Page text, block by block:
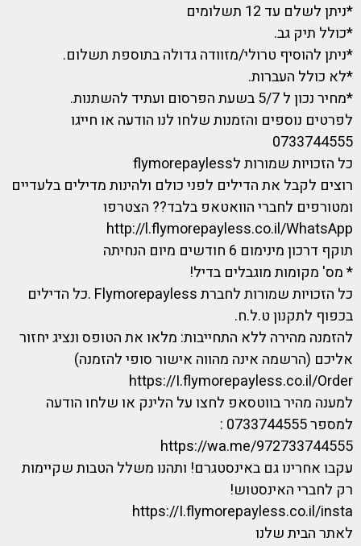
*ניתן לשלם עד 12 תשלומים
*כולל תיק גב.
*ניתן להוסיף טרולי/מזוודה גדולה בתוספת תשלום.
*לא כולל העברות.
*מחיר נכון ל 5/7 בשעת הפרסום ועתיד להשתנות.
לפרטים נוספים והזמנות שלחו לנו הודעה או חייגו
0733744555
כל הזכויות שמורות לflymorepayless
רוצים לקבל את הדילים לפני כולם ולהינות מדילים בלעדיים
ומטורפים לחברי הוואטאפ בלבד?? הצטרפו
http://l.flymorepayless.co.il/WhatsApp
תוקף דרכון מינימום 6 חודשים מיום הנחיתה
* מס' מקומות מוגבלים בדיל!
כל הזכויות שמורות לחברת Flymorepayless .כל הדילים
בכפוף לתקנון ט.ל.ח.
להזמנה מהירה ללא התחייבות: מלאו את הטופס ונציג יחזור
אליכם (הרשמה אינה מהווה אישור סופי להזמנה)
https://I.flymorepayless.co.il/Order
למענה מהיר בווטסאפ לחצו על הלינק או שלחו הודעה
למספר 0733744555 :
https://wa.me/972733744555
עקבו אחרינו גם באינסטגרם! ותהנו משלל הטבות שקיימות
רק לחברי האינסטוש!
https://I.flymorepayless.co.il/insta
לאתר הבית שלנו